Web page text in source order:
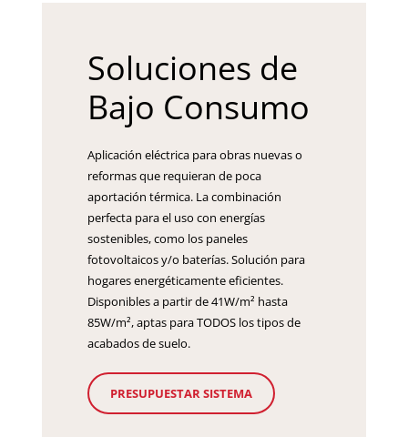
Soluciones de
Bajo Consumo
Aplicación eléctrica para obras nuevas o
reformas que requieran de poca
aportación térmica. La combinación
perfecta para el uso con energías
sostenibles, como los paneles
fotovoltaicos y/o baterías. Solución para
hogares energéticamente eficientes.
Disponibles a partir de 41W/m² hasta
85W/m², aptas para TODOS los tipos de
acabados de suelo.
PRESUPUESTAR SISTEMA